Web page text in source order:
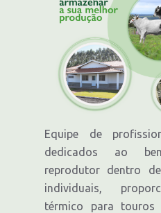
Equipe de
dedicados ao
reprodutor dentro
individuais,
térmico para